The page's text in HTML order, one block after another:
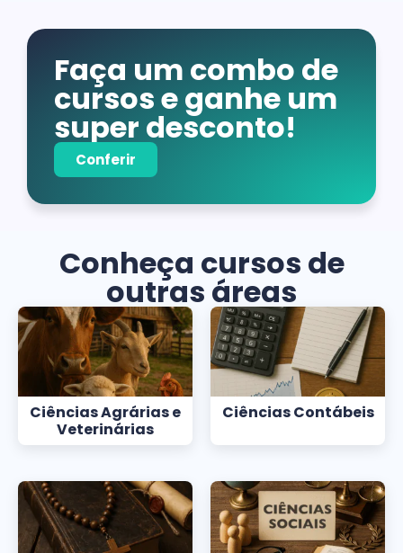
Faça um combo de
cursos e ganhe um
super desconto!
Conferir
Conheça cursos de
outras áreas
Ciências Agrárias e
Veterinárias
Ciências Contábeis